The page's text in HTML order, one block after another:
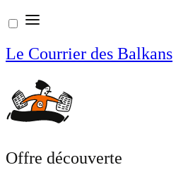
Aller
au
contenu
Le Courrier des Balkans
Offre découverte